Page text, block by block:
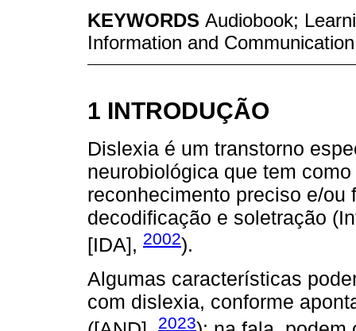
KEYWORDS Audiobook;
Information and
1 INTRODUÇÃO
Dislexia é um transtorno
neurobiológica que tem
reconhecimento preciso e/
decodificação e soletração
[IDA], 2002).
Algumas características
com dislexia, conforme
2023